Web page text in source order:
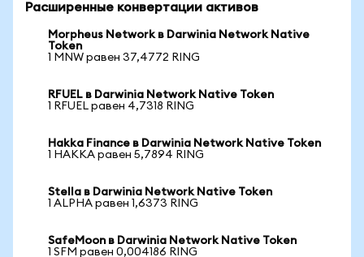
Расширенные конвертации активов
Morpheus Network в Darwinia Network Native
Token
1 MNW равен 37,4772 RING
RFUEL в Darwinia Network Native Token
1 RFUEL равен 4,7318 RING
Hakka Finance в Darwinia Network Native Token
1 HAKKA равен 5,7894 RING
Stella в Darwinia Network Native Token
1 ALPHA равен 1,6373 RING
SafeMoon в Darwinia Network Native Token
1 SFM равен 0,004186 RING